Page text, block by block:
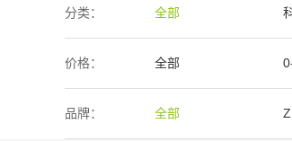
智能产品
分类： 全部
价格： 全部
50万-100万
品牌： 全部